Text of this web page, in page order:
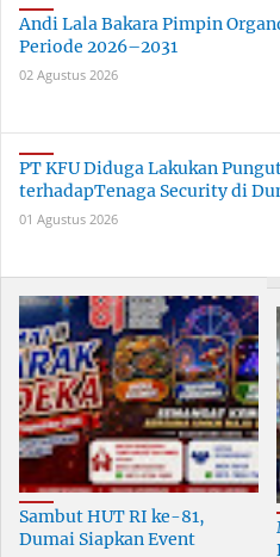
Andi Lala Bakara Pimpin
Periode 2026–2031
02 Agustus 2026
PT KFU Diduga Lakukan
terhadapTenaga Security di
01 Agustus 2026
Sambut HUT RI ke-81,
Dumai Siapkan Event